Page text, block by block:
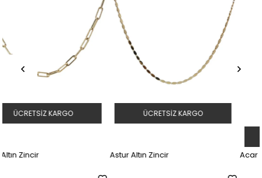
Astur Altın Zincir
ÜCRETSIZ KARGO
Acar Gold Altın Zincir